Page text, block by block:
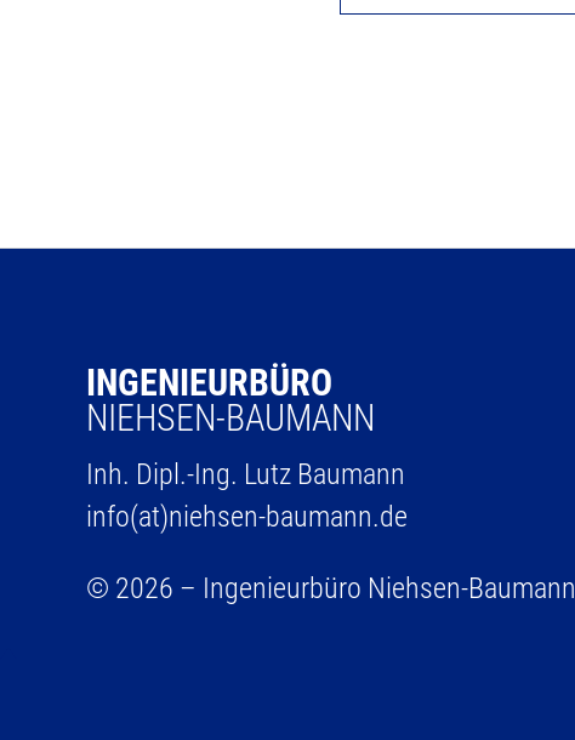
INGENIEURBÜRO
NIEHSEN-BAUMANN
Inh. Dipl.-Ing. Lutz Baumann
info(at)niehsen-baumann.de
© 2026 – Ingenieurbüro Niehsen-Baumann